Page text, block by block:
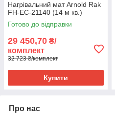
Нагрівальний мат Arnold Rak
FH-EC-21140 (14 м кв.)
Готово до відправки
29 450,70 ₴/
комплект
32 723 ₴/комплект
Купити
Про нас